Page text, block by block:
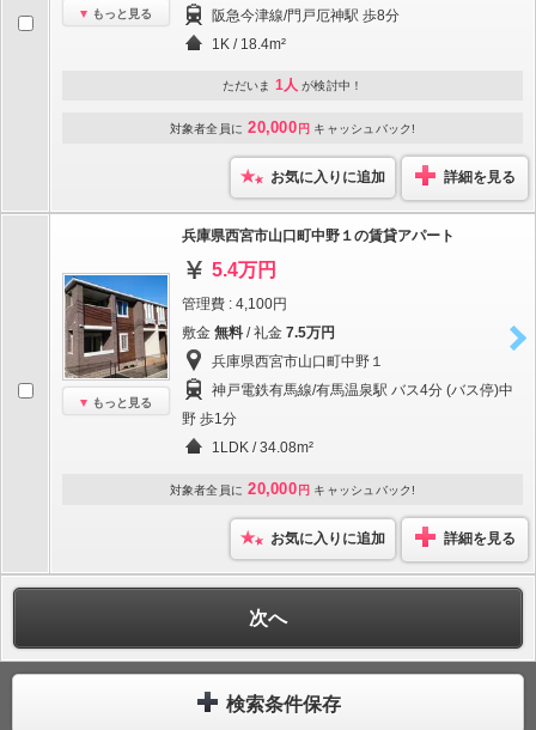
もっと見る
阪急今津線/門戸厄神駅 歩8分
1K / 18.4m²
ただいま 1人 が検討中！
対象者全員に 20,000 円 キャッシュバック!
お気に入りに追加 詳細を見る
もっと見る
兵庫県西宮市山口町中野１の賃貸アパート
5.4万円
管理費 : 4,100円
敷金 無料 / 礼金 7.5万円
兵庫県西宮市山口町中野１
神戸電鉄有馬線/有馬温泉駅 バス4分 (バス停)中
野 歩1分
1LDK / 34.08m²
対象者全員に 20,000 円 キャッシュバック!
お気に入りに追加 詳細を見る
次へ
検索条件保存